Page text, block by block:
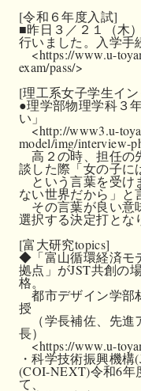
[令和６年度入試]
■昨日３／２１（木
行いました。入学手
<https://www.u-
exam/pass/>
[理工系女子学生イ
●理学部物理学科３
い」
<http://www3.u-
model/img/interview-
高２の時、担任の
談した際「女の子に
という言葉を受け
ない世界だから」と
その言葉が良い意
選択する決定打とな
[富大研究topics]
◆「富山循環経済モ
拠点」がJST共創の
格。
都市デザイン学部
授
（学長補佐、先進
長）
<https://www.u-
・科学技術振興機
(COI-NEXT)令和6年
て、